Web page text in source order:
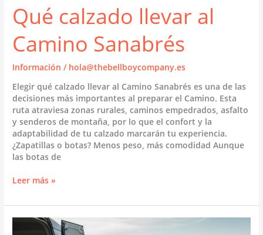
Qué calzado llevar al
Camino Sanabrés
Información / hola@thebellboycompany.es
Elegir qué calzado llevar al Camino Sanabrés es una de las
decisiones más importantes al preparar el Camino. Esta
ruta atraviesa zonas rurales, caminos empedrados, asfalto
y senderos de montaña, por lo que el confort y la
adaptabilidad de tu calzado marcarán tu experiencia.
¿Zapatillas o botas? Menos peso, más comodidad Aunque
las botas de
Qué
llevar
al
Leer más »